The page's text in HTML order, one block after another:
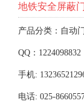
地铁安全屏蔽门
产品分类：自动
QQ：1224098832
手机:
电话: 025-